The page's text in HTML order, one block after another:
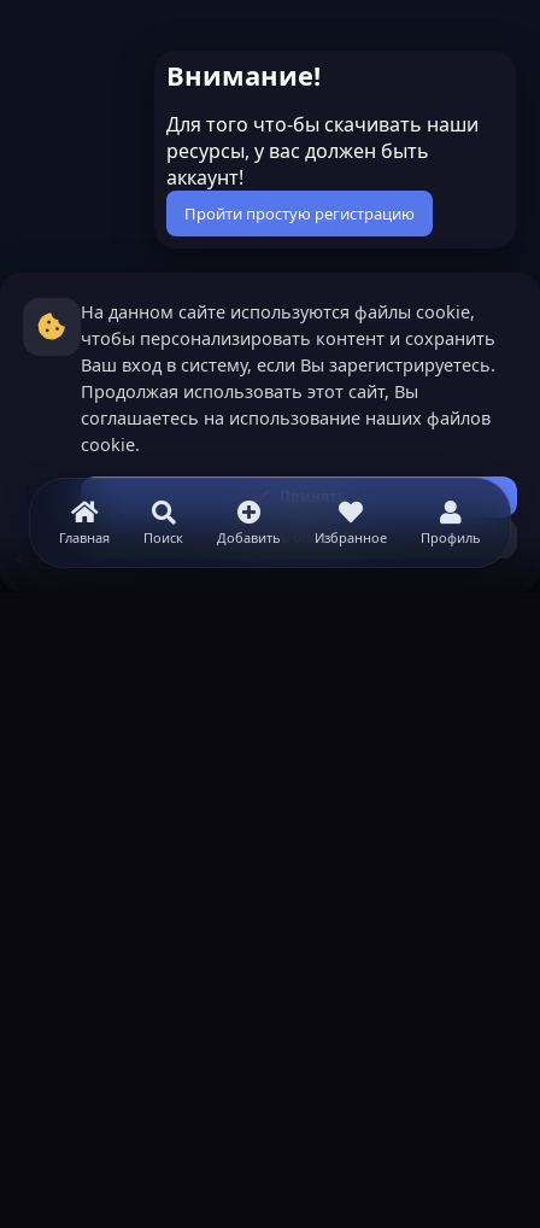
Главная Поиск Добавить Избранное Профиль
Внимание!
Для того что-бы скачивать наши
ресурсы, у вас должен быть
аккаунт!
Пройти простую регистрацию
На данном сайте используются файлы cookie,
чтобы персонализировать контент и сохранить
Ваш вход в систему, если Вы зарегистрируетесь.
Продолжая использовать этот сайт, Вы
соглашаетесь на использование наших файлов
cookie.
Принять
Узнать больше...